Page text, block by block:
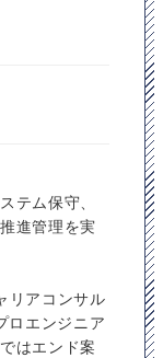
テム保守、
進管理を実
リアコンサル
ロエンジニア
はエンド案